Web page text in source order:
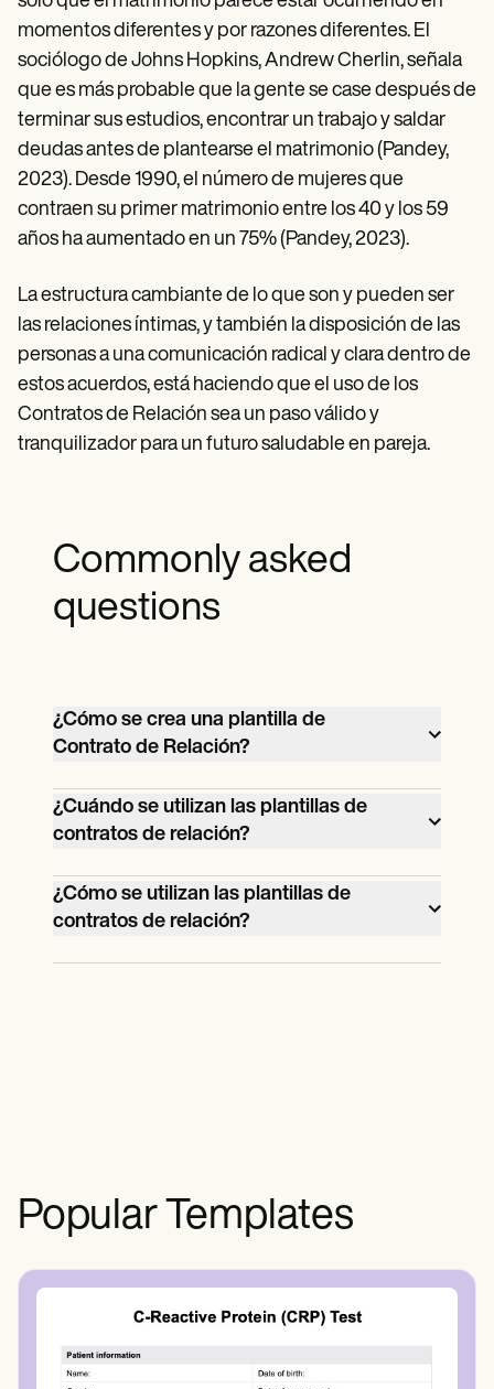
momentos diferentes y por razones diferentes. El
sociólogo de Johns Hopkins, Andrew Cherlin, señala
que es más probable que la gente se case después de
terminar sus estudios, encontrar un trabajo y saldar
deudas antes de plantearse el matrimonio (Pandey,
2023). Desde 1990, el número de mujeres que
contraen su primer matrimonio entre los 40 y los 59
años ha aumentado en un 75% (Pandey, 2023).
La estructura cambiante de lo que son y pueden ser
las relaciones íntimas, y también la disposición de las
personas a una comunicación radical y clara dentro de
estos acuerdos, está haciendo que el uso de los
Contratos de Relación sea un paso válido y
tranquilizador para un futuro saludable en pareja.
Commonly asked
questions
¿Cómo se crea una plantilla de
Contrato de Relación?
Simplemente utilice la plantilla gratuita y
descargable que se ofrece a través de
Carepatron, ya sea como andamiaje para
un contrato personalizado o como
inspiración para la creación del suyo
propio.
¿Cuándo se utilizan las plantillas de
contratos de relación?
Los contratos de relación se utilizan en
cualquier momento de la relación y se
recomienda revisarlos al menos una vez al
año.
¿Cómo se utilizan las plantillas de
contratos de relación?
Este documento de colaboración se
Popular Templates